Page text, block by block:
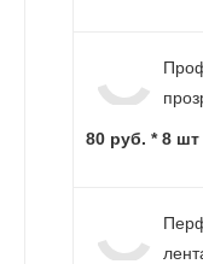
80 руб. * 8 шт